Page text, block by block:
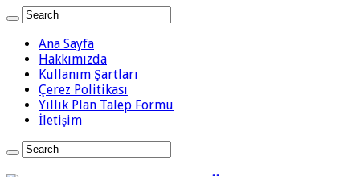
Ana Sayfa
Hakkımızda
Kullanım Şartları
Çerez Politikası
Yıllık Plan Talep Formu
İletişim